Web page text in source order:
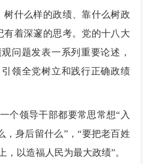
什么样的政绩、靠什么树政
有着深邃的思考。党的十八大
问题发表一系列重要论述，
领全党树立和践行正确政绩
领导干部都要常思常想“入
，身后留什么”，“要把老百姓
，以造福人民为最大政绩”。